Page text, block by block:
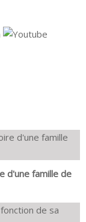
d'une famille de